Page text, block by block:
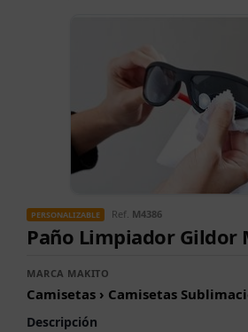
PERSONALIZABLE Ref. M4386
Paño Limpiador Gildor
MARCA MAKITO
Camisetas › Camisetas
Descripción